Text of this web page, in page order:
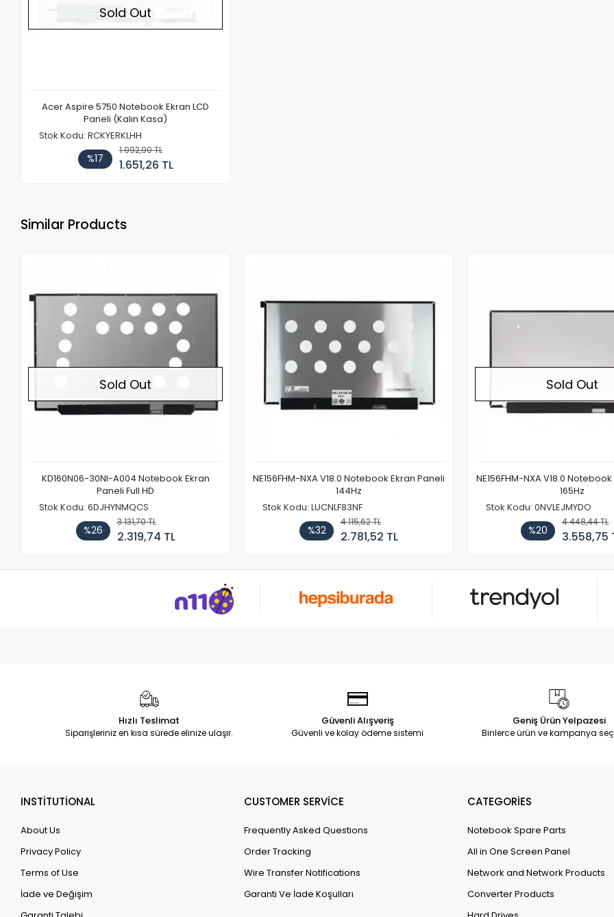
Sold Out
Acer Aspire 5750 Notebook Ekran LCD
Paneli (Kalın Kasa)
Stok Kodu: RCKYERKLHH
%17
1.992,90 TL
1.651,26 TL
Similar Products
Sold Out
KD160N06-30NI-A004 Notebook Ekran
Paneli Full HD
Stok Kodu: 6DJHYNMQCS
%26
3.131,70 TL
2.319,74 TL
NE156FHM-NXA V18.0 Notebook Ekran Paneli
144Hz
Stok Kodu: LUCNLF83NF
%32
4.115,62 TL
2.781,52 TL
Sold Out
NE156FHM-NXA V18.0
165Hz
Stok Kodu: 0NVLEJMYDO
%20
4.448,44 TL
3.558,75
Hızlı Teslimat
Siparişleriniz en kısa sürede elinize ulaşır.
Güvenli Alışveriş
Güvenli ve kolay ödeme sistemi
Geniş Ürün Yelpazesi
Binlerce ürün ve kampanya
INSTİTUTİONAL
About Us
Privacy Policy
Terms of Use
İade ve Değişim
CUSTOMER SERVİCE
Frequently Asked Questions
Order Tracking
Wire Transfer Notifications
Garanti Ve İade Koşulları
CATEGORİES
Notebook Spare Parts
All in One Screen Panel
Network and Network Products
Converter Products